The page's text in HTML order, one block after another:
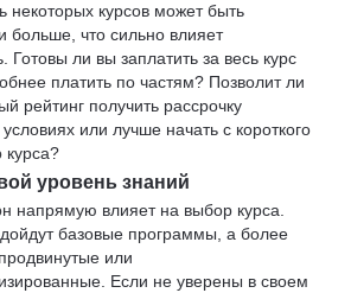
некоторых курсов может быть
больше, что сильно влияет
Готовы ли вы заплатить за весь курс
платить по частям? Позволит ли
рейтинг получить рассрочку
или лучше начать с короткого
курса?
уровень знаний
напрямую влияет на выбор курса.
базовые программы, а более
или
Если не уверены в своем